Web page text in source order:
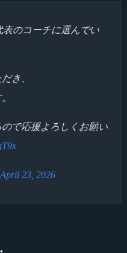
表のコーチに選んでい
き、
で応援よろしくお願い
April 23, 2026